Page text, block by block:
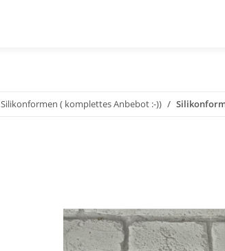
Silikonformen ( komplettes Anbebot :-))